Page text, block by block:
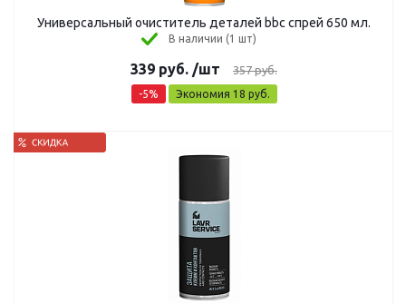
Универсальный очиститель деталей bbc спрей 650 мл.
В наличии (1 шт)
339 руб. /шт 357руб.
-5% Экономия 18 руб.